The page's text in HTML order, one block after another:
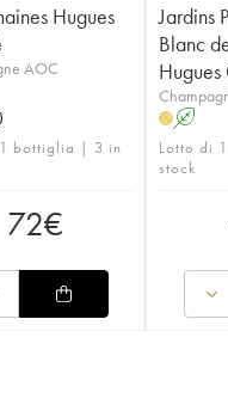
Hugues
AOC
bottiglia | 3 in
72€
Jardins
Blanc
H A
Lotto di
stock